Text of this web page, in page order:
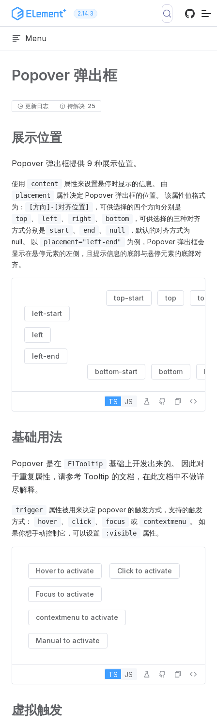
跳转到内容 2.14.3
Menu
Popover 弹出框
更新日志 待解决 25
展示位置
Popover 弹出框提供 9 种展示位置。
使用 content 属性来设置悬停时显示的信息。 由
placement
属性决定 Popover 弹出框的位置。 该属性值格式
为：
[方向]-[对齐位置] ，可供选择的四个方向分别是
top 、 left 、 right 、 bottom
，可供选择的三种对齐
方式分别是
start 、 end 、 null
，默认的对齐方式为
null。 以
placement="left-end"
为例，Popover 弹出框会
显示在悬停元素的左侧，且提示信息的底部与悬停元素的底部对
齐。
top-start top
top-
left-start
left
left-end
bottom-start
bottom
TS JS
基础用法
Popover 是在 ElTooltip
基础上开发出来的。 因此对
于重复属性，请参考 Tooltip 的文档，在此文档中不做详
尽解释。
trigger
属性被用来决定 popover 的触发方式，支持的触发
方式：
hover click focus 或 contextmenu
。 如
果你想手动控制它，可以设置
:visible 属性。
Hover to activate Click to activate
Focus to activate
contextmenu to activate
Manual to activate
TS JS
虚拟触发